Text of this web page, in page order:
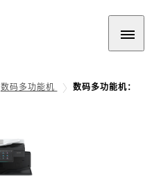
数码多功能机
数码多功能机：